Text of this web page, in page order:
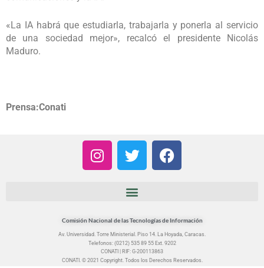
«La IA habrá que estudiarla, trabajarla y ponerla al servicio
de una sociedad mejor», recalcó el presidente Nicolás
Maduro.
Prensa:Conati
I
n
g
r
a
T
w
t
e
r
F
a
o
o
k
Comisión Nacional de las Tecnologías de Información
Av. Universidad. Torre Ministerial. Piso 14. La Hoyada, Caracas.
Telefonos: (0212) 535 89 55 Ext. 9202
CONATI | RIF: G-200113863
CONATI. © 2021 Copyright. Todos los Derechos Reservados.